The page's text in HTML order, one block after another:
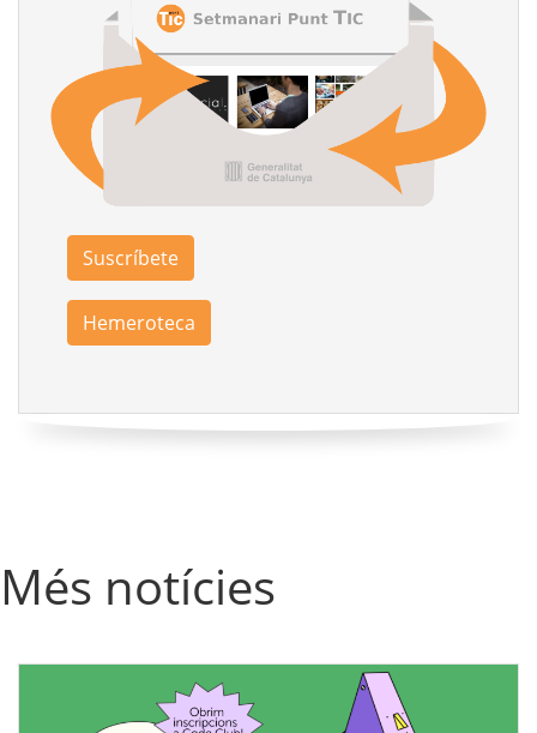
Suscríbete
Hemeroteca
Més notícies